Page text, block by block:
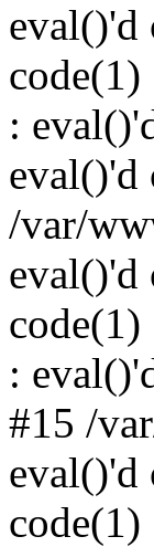
eval()'d
:
eval()'d
/var/
eval()'d
:
#15 /
eval()'d